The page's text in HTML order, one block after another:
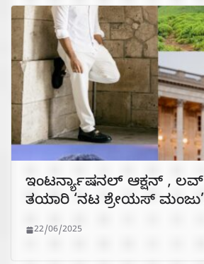
ಇಂಟರ್ನ್ಯಾಷನಲ್ ಆಕ್ಷನ್ , ಲವ್
ತಯಾರಿ ‘ನಟ ಶ್ರೇಯಸ್
22/06/2025